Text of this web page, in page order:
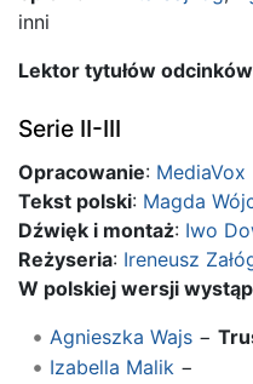
inni
Lektor tytułów odcinków
Serie II-III
Opracowanie: MediaVox
Tekst polski: Magda
Dźwięk i montaż: Iwo
Reżyseria: Ireneusz
W polskiej wersji
Agnieszka Wajs−
Izabella Malik−